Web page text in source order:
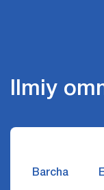
Ilmiy
Barcha